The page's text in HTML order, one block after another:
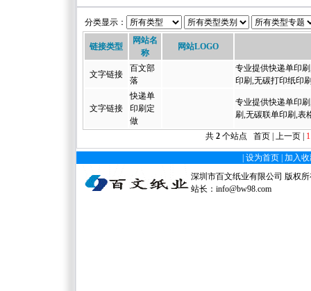
分类显示：
链接类型
网站名
称
网站LOGO
文字链接
百文部
落
专业提供快递单印
印刷,无碳打印纸印
文字链接
快递单
印刷定
做
专业提供快递单印
刷,无碳联单印刷,表
共 2个站点 首页 | 上一页 | 1
设为首页 加入
深圳市百文纸业有限公司 版权
站长： info@bw98.com